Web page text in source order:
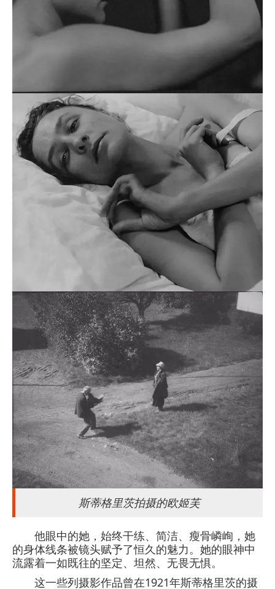
斯蒂格里茨拍摄的欧姬芙
他眼中的她，始终干练、简洁、瘦骨嶙峋，她
的身体线条被镜头赋予了恒久的魅力。她的眼神中
流露着一如既往的坚定、坦然、无畏无惧。
这一些列摄影作品曾在1921年斯蒂格里茨的摄